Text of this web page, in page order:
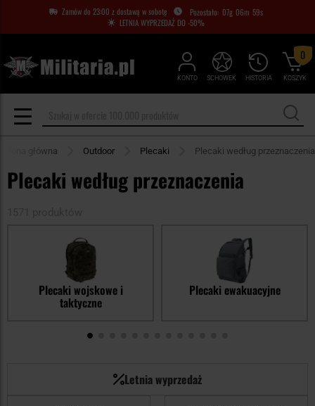
Zamów do 23:00 z dostawą w sobotę 07g 06m 57s
LETNIA WYPRZEDAŻ DO -50%
KONTO HISTORIA
SCHOWEK KOSZYK
0
Strona główna Outdoor Plecaki Plecaki według przeznaczenia
Plecaki według przeznaczenia
Plecaki wojskowe i
taktyczne
Plecaki ewakuacyjne
Letnia wyprzedaż